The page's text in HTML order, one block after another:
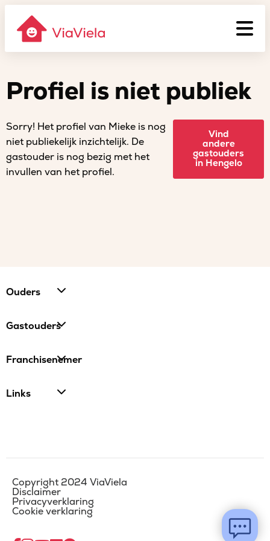
Profiel is niet publiek
Sorry! Het profiel van Mieke is nog
niet publiekelijk inzichtelijk. De
gastouder is nog bezig met het
invullen van het profiel.
Vind
andere
gastouders
in Hengelo
Ouders
Gastouders
Franchisenemer
Links
Copyright 2024 ViaViela
Disclaimer
Privacyverklaring
Cookie verklaring